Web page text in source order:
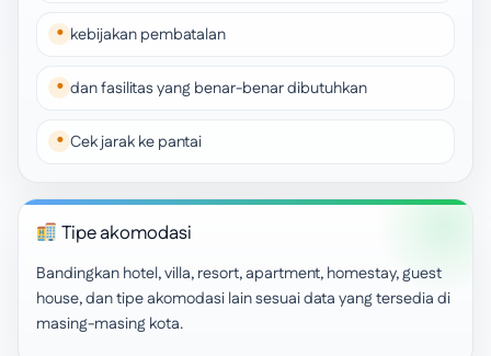
kebijakan pembatalan
dan fasilitas yang benar-benar dibutuhkan
Cek jarak ke pantai
Tipe akomodasi
Bandingkan hotel, villa, resort, apartment, homestay, guest
house, dan tipe akomodasi lain sesuai data yang tersedia di
masing-masing kota.